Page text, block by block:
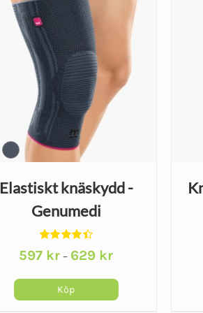
Elastiskt knäskydd -
Genumedi
Betygsatt
4.48 av 5
597 kr – 629 krPrisintervall:
Köp